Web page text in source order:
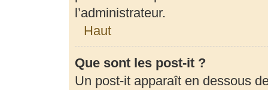
l’administrateur.
Haut
Que sont les post-it ?
Un post-it apparaît en dessous